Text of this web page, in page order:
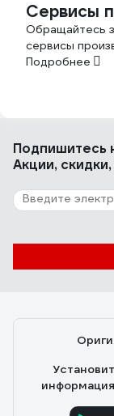
Сервисы
Обращайтесь
сервисы
Подробнее
Подпишитесь
Акции,